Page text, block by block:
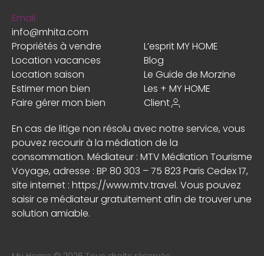
Propriétés à vendre
L’esprit MY HOME
Location vacances
Blog
Location saison
Le Guide de Morzine
Estimer mon bien
Les + MY HOME
Faire gérer mon bien
Client
Email
info@mhita.com
En cas de litige non résolu avec notre service, vous
pouvez recourir à la médiation de la
consommation. Médiateur : MTV Médiation Tourisme
Voyage, adresse : BP 80 303 – 75 823 Paris Cedex 17,
site internet : https://www.mtv.travel. Vous pouvez
saisir ce médiateur gratuitement afin de trouver une
solution amiable.